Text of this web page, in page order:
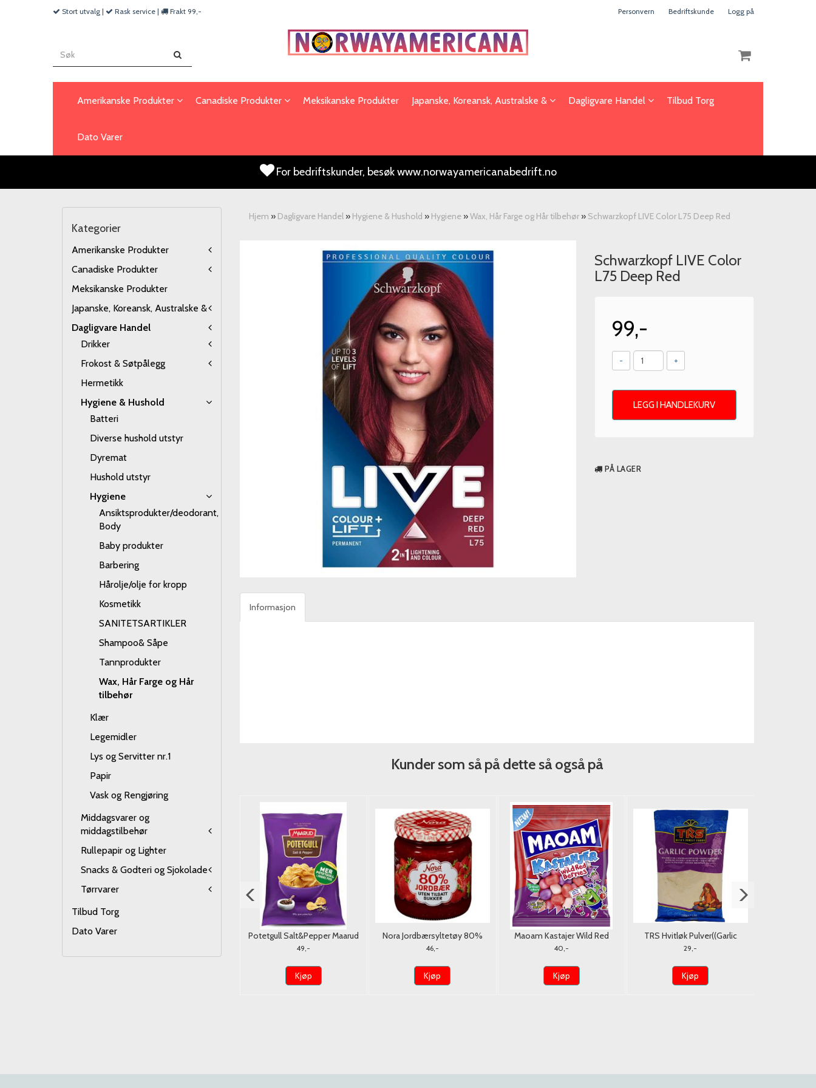
Stort utvalg | Rask service | Frakt 99,- Personvern Bedriftskunde Logg på
Amerikanske Produkter Canadiske Produkter Meksikanske Produkter Japanske, Koreansk, Australske & Dagligvare Handel Tilbud Torg
Dato Varer
For bedriftskunder, besøk www.norwayamericanabedrift.no
Kategorier
Amerikanske Produkter
Canadiske Produkter
Meksikanske Produkter
Japanske, Koreansk, Australske &
Dagligvare Handel
Drikker
Frokost & Søtpålegg
Hermetikk
Hygiene & Hushold
Batteri
Diverse hushold utstyr
Dyremat
Hushold utstyr
Hygiene
Ansiktsprodukter/deodorant,
Body
Baby produkter
Barbering
Hårolje/olje for kropp
Kosmetikk
SANITETSARTIKLER
Shampoo& Såpe
Tannprodukter
Wax, Hår Farge og Hår
tilbehør
Klær
Legemidler
Lys og Servitter nr.1
Papir
Vask og Rengjøring
Middagsvarer og
middagstilbehør
Rullepapir og Lighter
Snacks & Godteri og Sjokolade
Tørrvarer
Tilbud Torg
Dato Varer
Hjem » Dagligvare Handel» Hygiene & Hushold » Hygiene»Wax, Hår Farge og Hår tilbehør» Schwarzkopf LIVE Color L75 Deep Red
Schwarzkopf LIVE Color
L75 Deep Red
99,-
- +
LEGG I HANDLEKURV
PÅ LAGER
Informasjon
Kunder som så på dette så også på
Spicy Tteokbokki
36%
Potetgull Salt&Pepper Maarud
250g.
49,-
Kjøp
Nora Jordbærsyltetøy 80%
u/Tilsatt Sukker 275g.
46,-
Kjøp
Maoam Kastajer Wild Red
Berries 120g.
40,-
Kjøp
TRS Hvitløk Pulver((Garlic
Powder)) 100g.
29,-
Kjøp